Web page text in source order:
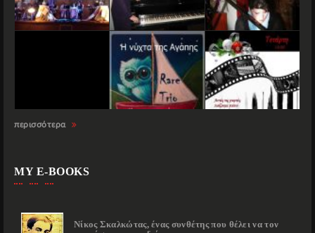
περισσότερα
MY E-BOOKS
Νίκος Σκαλκώτας, ένας συνθέτης που θέλει να τον